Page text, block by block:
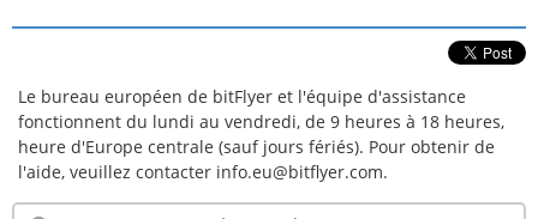
Le bureau européen de bitFlyer et l'équipe d'assistance
fonctionnent du lundi au vendredi, de 9 heures à 18 heures,
heure d'Europe centrale (sauf jours fériés). Pour obtenir de
l'aide, veuillez contacter info.eu@bitflyer.com.